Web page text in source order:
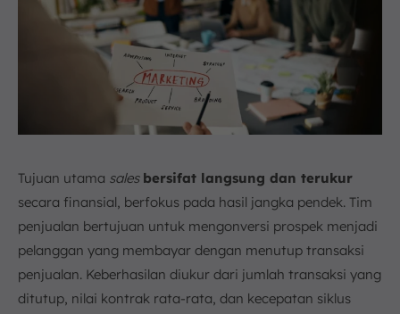
Tujuan utama sales bersifat langsung dan terukur
secara finansial, berfokus pada hasil jangka pendek. Tim
penjualan bertujuan untuk mengonversi prospek menjadi
pelanggan yang membayar dengan menutup transaksi
penjualan. Keberhasilan diukur dari jumlah transaksi yang
ditutup, nilai kontrak rata-rata, dan kecepatan siklus